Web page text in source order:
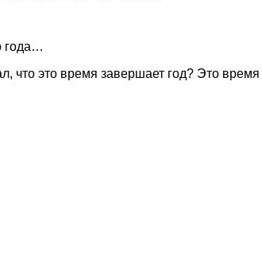
года…
что это время завершает год? Это